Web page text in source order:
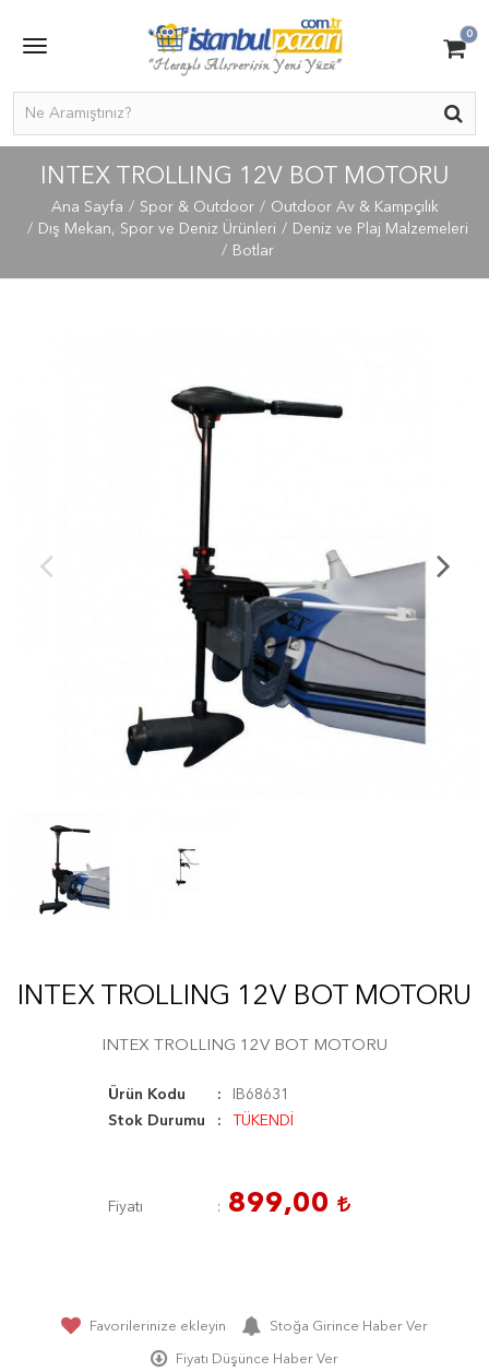
0
INTEX TROLLING 12V BOT MOTORU
Ana Sayfa Spor & Outdoor
Outdoor Av & Kampçılık
Dış Mekan, Spor ve Deniz Ürünleri
Deniz ve Plaj Malzemeleri
Botlar
INTEX TROLLING 12V BOT MOTORU
INTEX TROLLING 12V BOT MOTORU
Ürün Kodu
IB68631
Stok Durumu
TÜKENDİ
Fiyatı 899,00
Favorilerinize ekleyin Stoğa Girince Haber Ver
Fiyatı Düşünce Haber Ver